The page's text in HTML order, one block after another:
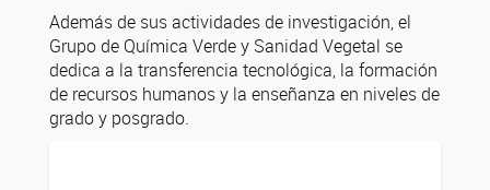
Además de sus actividades de investigación, el
Grupo de Química Verde y Sanidad Vegetal se
dedica a la transferencia tecnológica, la formación
de recursos humanos y la enseñanza en niveles de
grado y posgrado.